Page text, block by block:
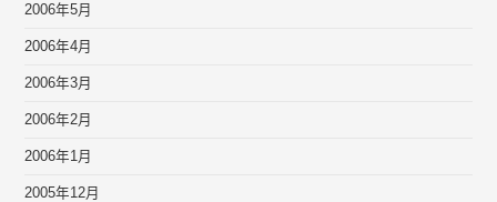
2006年5月
2006年4月
2006年3月
2006年2月
2006年1月
2005年12月